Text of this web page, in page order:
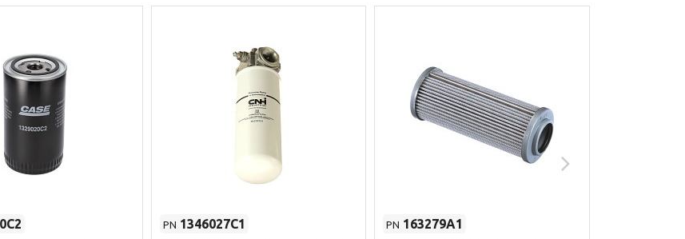
PN 1346027C1
PN 163279A1